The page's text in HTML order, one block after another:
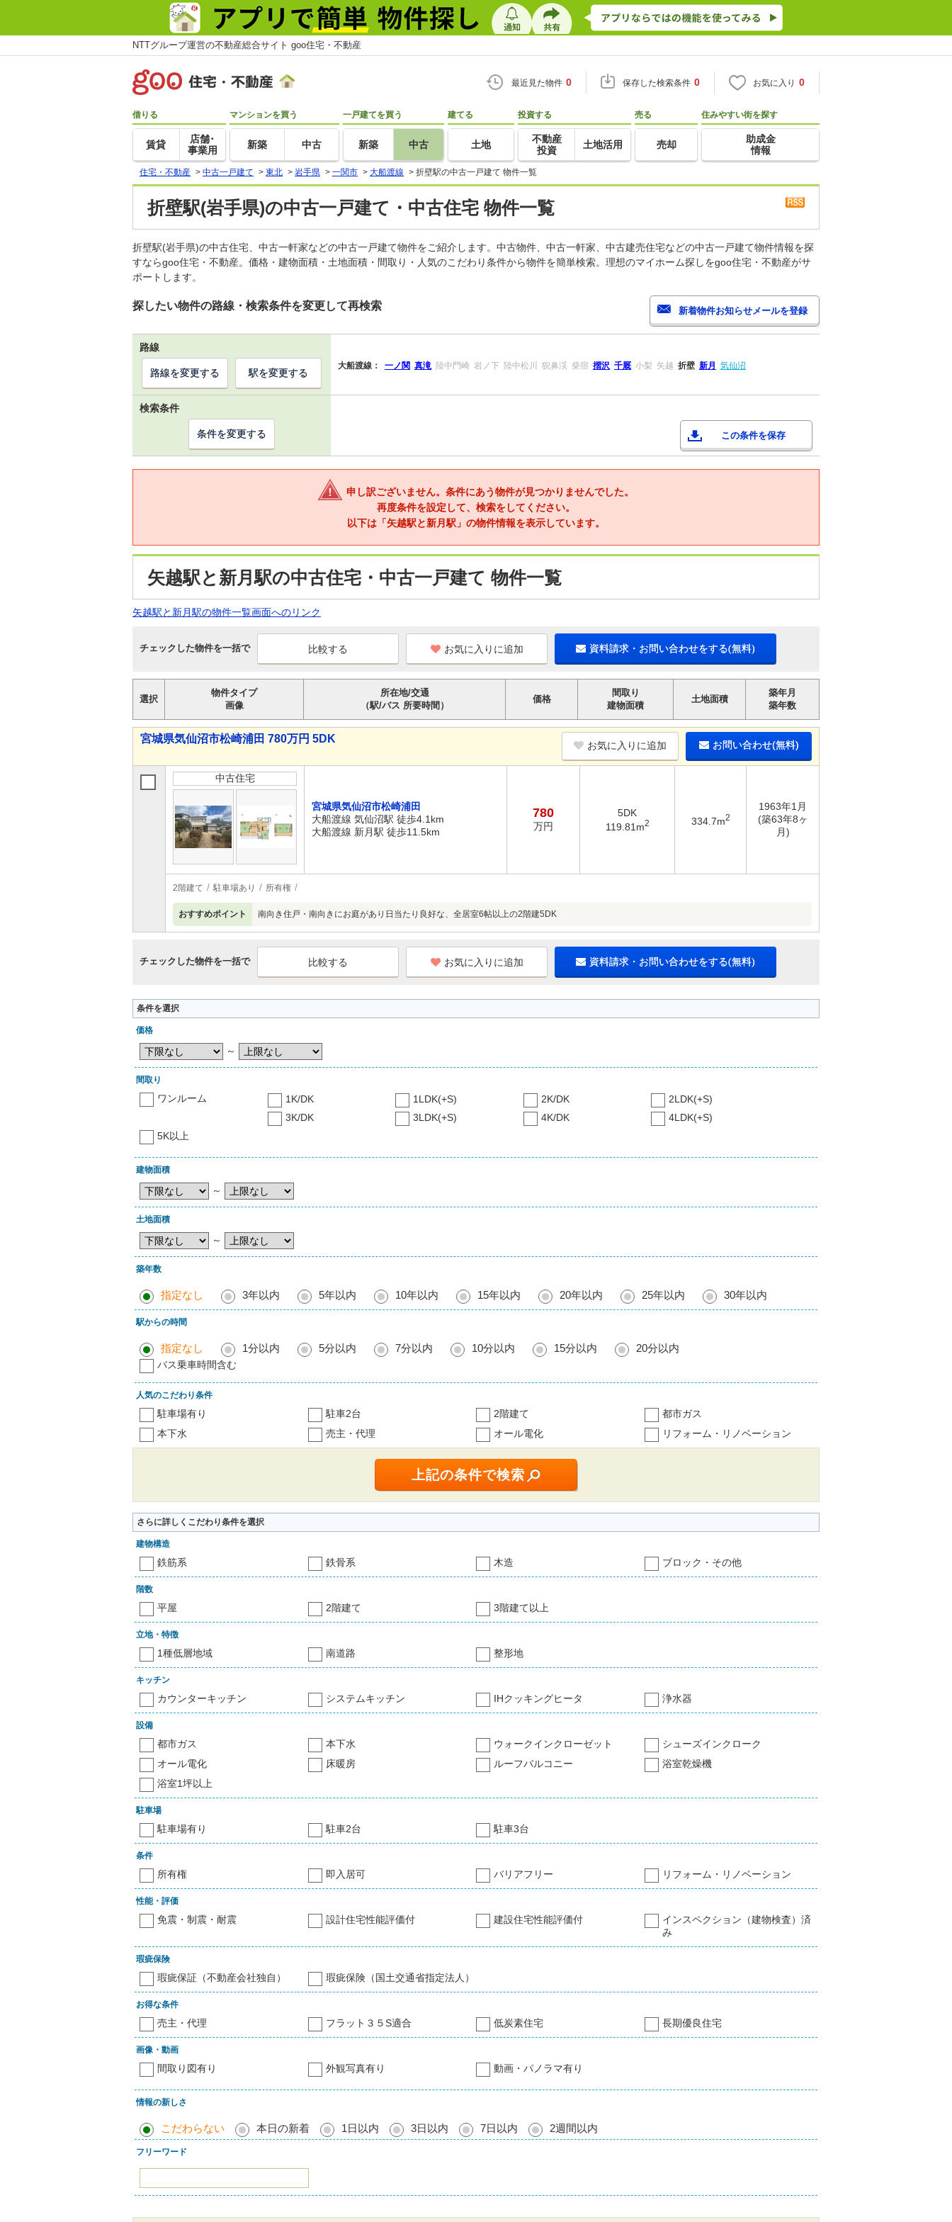
NTTグループ運営の不動産総合サイト goo住宅・不動産
最近見た物件 0 保存した検索条件 0 お気に入り 0
借りる
賃貸
店舗･
事業用
マンションを買う
新築 中古
一戸建てを買う
新築 中古
建てる
土地
投資する
不動産
投資
土地活用
売る
売却
住みやすい街を探す
助成金
情報
住宅・不動産 > 中古一戸建て > 東北 > 岩手県 > 一関市 > 大船渡線 > 折壁駅の中古一戸建て 物件一覧
折壁駅(岩手県)の中古一戸建て・中古住宅 物件一覧
折壁駅(岩手県)の中古住宅、中古一軒家などの中古一戸建て物件をご紹介します。中古物件、中古一軒家、中古建売住宅などの中古一戸建て物件情報を探
すならgoo住宅・不動産。価格・建物面積・土地面積・間取り・人気のこだわり条件から物件を簡単検索。理想のマイホーム探しをgoo住宅・不動産がサ
ポートします。
探したい物件の路線・検索条件を変更して再検索
路線
大船渡線： 一ノ関 真滝 陸中門崎 岩ノ下 陸中松川 猊鼻渓 柴宿 摺沢 千厩 小梨 矢越 折壁 新月 気仙沼
路線を変更する 駅を変更する
検索条件
この条件を保存
条件を変更する
申し訳ございません。条件にあう物件が見つかりませんでした。
再度条件を設定して、検索をしてください。
以下は「矢越駅と新月駅」の物件情報を表示しています。
矢越駅と新月駅の中古住宅・中古一戸建て 物件一覧
矢越駅と新月駅の物件一覧画面へのリンク
チェックした物件を一括で お気に入りに追加 資料請求・お問い合わせをする(無料)
選択
物件タイプ
画像
所在地/交通
（駅/バス 所要時間）
価格
間取り
建物面積
土地面積
築年月
築年数
宮城県気仙沼市松崎浦田 780万円 5DK
お気に入りに追加 お問い合わせ(無料)
中古住宅
宮城県気仙沼市松崎浦田
大船渡線 気仙沼駅 徒歩4.1km
大船渡線 新月駅 徒歩11.5km
780
万円
5DK
119.81m2 334.7m2
1963年1月
(築63年8ヶ
月)
2階建て 駐車場あり 所有権
おすすめポイント 南向き住戸・南向きにお庭があり日当たり良好な、全居室6帖以上の2階建5DK
チェックした物件を一括で お気に入りに追加 資料請求・お問い合わせをする(無料)
条件を選択
価格
～
間取り
ワンルーム 1K/DK 1LDK(+S) 2K/DK
2LDK(+S)
3K/DK
3LDK(+S) 4K/DK
4LDK(+S)
5K以上
建物面積
～
土地面積
～
築年数
指定なし 3年以内 5年以内 10年以内 15年以内 20年以内 25年以内 30年以内
駅からの時間
指定なし 1分以内 5分以内 7分以内 10分以内 15分以内 20分以内
バス乗車時間含む
人気のこだわり条件
駐車場有り 駐車2台 2階建て
都市ガス
本下水
売主・代理 オール電化 リフォーム・リノベーション
さらに詳しくこだわり条件を選択
建物構造
鉄筋系 鉄骨系 木造 ブロック・その他
階数
平屋 2階建て 3階建て以上
立地・特徴
1種低層地域 南道路 整形地
キッチン
カウンターキッチン システムキッチン IHクッキングヒータ 浄水器
設備
都市ガス 本下水 ウォークインクローゼット
シューズインクローク
オール電化
床暖房 ルーフバルコニー
浴室乾燥機
浴室1坪以上
駐車場
駐車場有り 駐車2台 駐車3台
条件
所有権 即入居可 バリアフリー リフォーム・リノベーション
性能・評価
免震・制震・耐震 設計住宅性能評価付 建設住宅性能評価付
インスペクション（建物検査）済
み
瑕疵保険
瑕疵保証（不動産会社独自） 瑕疵保険（国土交通省指定法人）
お得な条件
売主・代理 フラット３５S適合 低炭素住宅 長期優良住宅
画像・動画
間取り図有り 外観写真有り 動画・パノラマ有り
情報の新しさ
こだわらない 本日の新着 1日以内 3日以内 7日以内 2週間以内
フリーワード